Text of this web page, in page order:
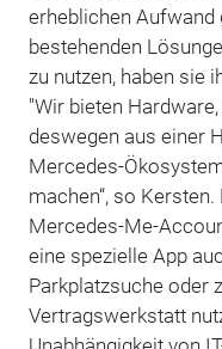
erheblichen Aufwand
bestehenden
zu nutzen, haben sie
"Wir bieten
deswegen aus einer
Mercedes-
machen“, so
Mercedes-Me-
eine spezielle App
Parkplatzsuche oder
Vertragswerkstatt